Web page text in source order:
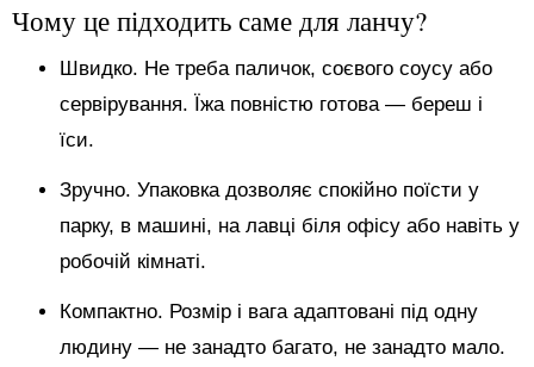
Чому це підходить саме для ланчу?
Швидко. Не треба паличок, соєвого соусу або
сервірування. Їжа повністю готова — береш і
їси.
Зручно. Упаковка дозволяє спокійно поїсти у
парку, в машині, на лавці біля офісу або навіть у
робочій кімнаті.
Компактно. Розмір і вага адаптовані під одну
людину — не занадто багато, не занадто мало.